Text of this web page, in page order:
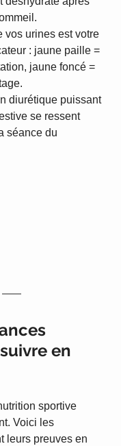
vos urines est votre
: jaune paille =
jaune foncé =
diurétique puissant
se ressent
séance du
en
sportive
Voici les
leurs preuves en